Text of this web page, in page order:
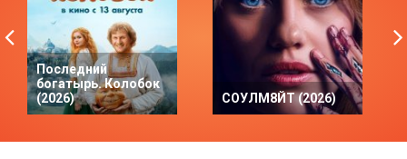
Последний
богатырь. Колобок
(2026)
СОУЛМ8ЙТ (2026)